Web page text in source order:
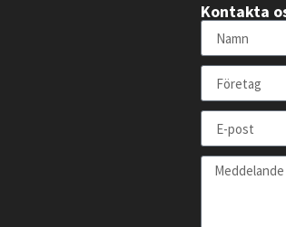
Kontakta